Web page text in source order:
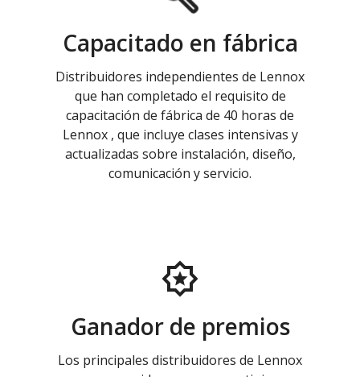
Capacitado en fábrica
Distribuidores independientes de Lennox
que han completado el requisito de
capacitación de fábrica de 40 horas de
Lennox , que incluye clases intensivas y
actualizadas sobre instalación, diseño,
comunicación y servicio.
Ganador de premios
Los principales distribuidores de Lennox